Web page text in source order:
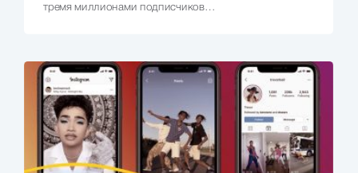
тремя миллионами подписчиков…